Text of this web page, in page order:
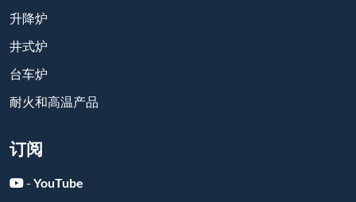
升降炉
井式炉
台车炉
耐火和高温产品
订阅
- YouTube